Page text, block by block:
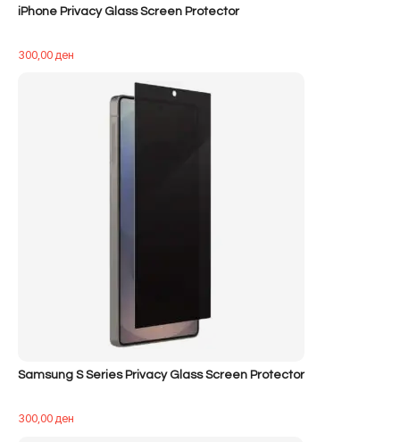
iPhone Privacy Glass Screen Protector
300,00ден
Samsung S Series Privacy Glass Screen Protector
300,00ден